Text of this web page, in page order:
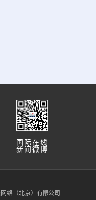
国际在线
新闻微博
络（北京）有限公司